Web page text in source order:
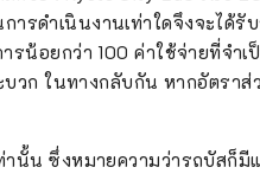
รดำเนินงานเท่าใดจึงจะได้รั
น้อยกว่า 100 ค่าใช้จ่ายที่จำเ
วก ในทางกลับกัน หากอัตราส่
านั้น ซึ่งหมายความว่ารถบัสก็